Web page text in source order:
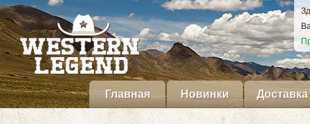
Главная Новинки Доставка